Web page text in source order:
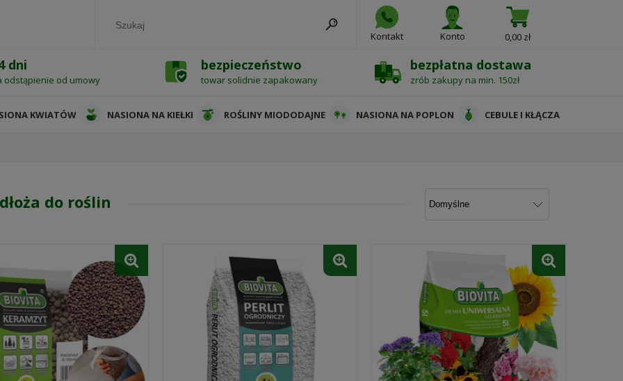
Kontakt Konto 0,00 zł
dni
odstąpienie od umowy
bezpieczeństwo
towar solidnie zapakowany
bezpłatna dostawa
zrób zakupy na min. 150zł
KWIATÓW NASIONA NA KIEŁKI ROŚLINY MIODODAJNE NASIONA NA POPLON CEBULE I KŁĄCZA
do roślin